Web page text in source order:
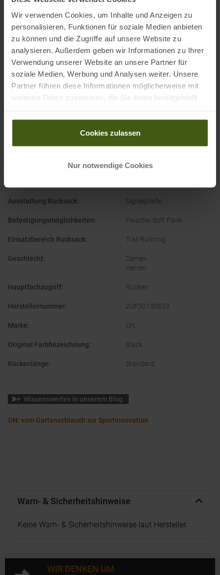
Wir verwenden Cookies, um Inhalte und Anzeigen zu
personalisieren, Funktionen für soziale Medien anbieten
zu können und die Zugriffe auf unsere Website zu
analysieren. Außerdem geben wir Informationen zu Ihrer
Verwendung unserer Website an unsere Partner für
soziale Medien, Werbung und Analysen weiter. Unsere
Partner führen diese Informationen möglicherweise mit
weiteren Daten zusammen, die Sie ihnen bereitgestellt
gesammelt haben.
Cookies zulassen
Nur notwendige Cookies
Name des Herstellers:On AG
Postanschrift des Herstellers:Förrlibuckstraße 190, 8005 Zürich,
Schweiz
Elektronische Adresse des Herstellers:info@on-running.com
Name des Einführers:
On Cloud Service GmbH
Postanschrift des Einführers:Köpenicker Str. 122, 10179 Berlin,
Deutschland
Ausstattung Rucksack: Signalpfeife
Befestigungsmöglichkeiten: Flasche/Soft Flask
Einsatzbereich Rucksack: Trail Running
Geschlecht:
Damen
Herren
Hauptfachzugriff: Rücken
Herstellernummer: 2UF30130553
Marke: ON
Original Farbbezeichnung: Black
Rückenlänge: Standard
Wissenswertes in unserem Blog
ON: vom Gartenschlauch zur Sportinnovation
Warn- & Sicherheitshinweise
Keine Warn- & Sicherheitshinweise laut Hersteller.
WIR DENKEN UM